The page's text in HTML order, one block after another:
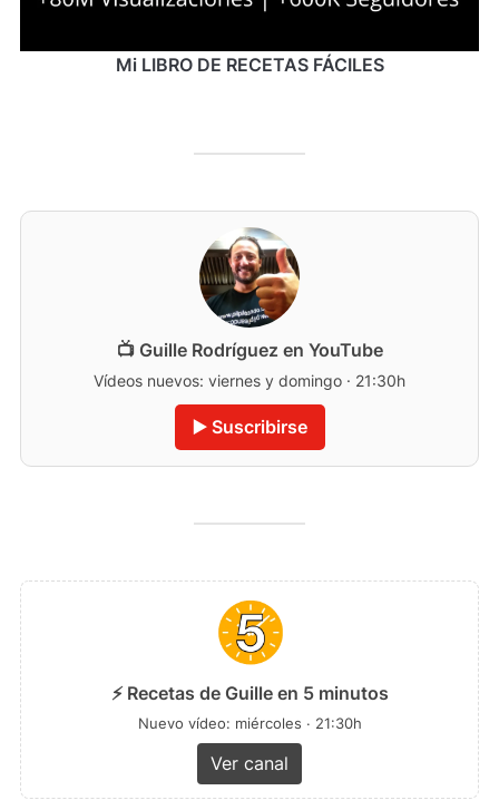
Mi LIBRO DE RECETAS FÁCILES
📺 Guille Rodríguez en YouTube
Vídeos nuevos: viernes y domingo · 21:30h
▶️ Suscribirse
⚡ Recetas de Guille en 5 minutos
Nuevo vídeo: miércoles · 21:30h
Ver canal